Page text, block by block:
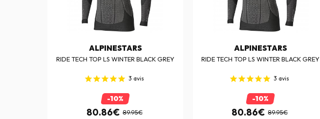
ALPINESTARS
RIDE TECH TOP LS WINTER BLACK GREY
3 avis
-10%
80.86€ 89.95€
ALPINESTARS
RIDE TECH TOP LS WINTER BLACK GREY
3 avis
-10%
80.86€ 89.95€